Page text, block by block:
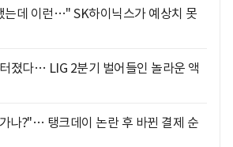
는데 이런…" SK하이닉스가 예상치 못
졌다… LIG 2분기 벌어들인 놀라운 액
나?"… 탱크데이 논란 후 바뀐 결제 순